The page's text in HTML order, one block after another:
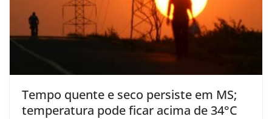
Tempo quente e seco persiste em MS;
temperatura pode ficar acima de 34°C